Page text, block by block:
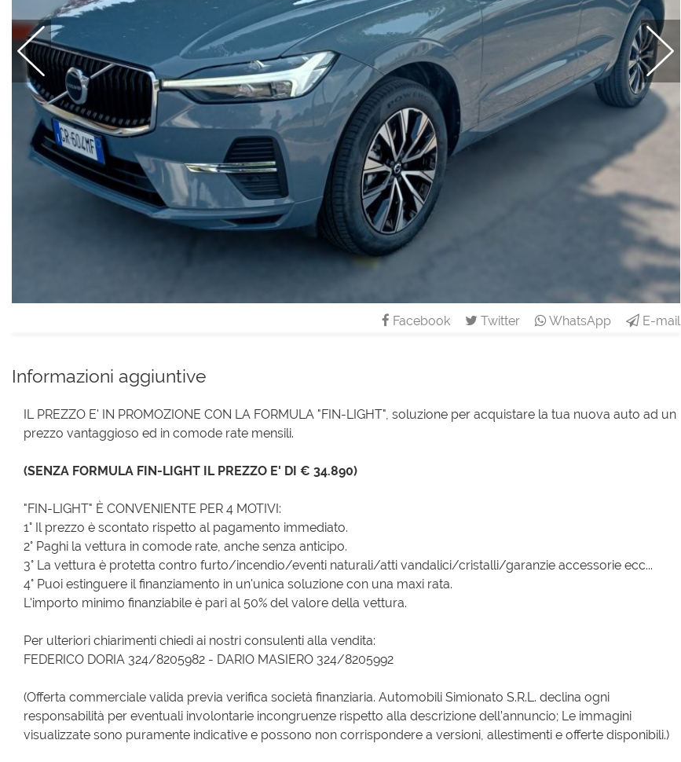
Facebook Twitter WhatsApp E-mail
Informazioni aggiuntive
IL PREZZO E' IN PROMOZIONE CON LA FORMULA "FIN-LIGHT", soluzione per acquistare la tua nuova auto ad un
prezzo vantaggioso ed in comode rate mensili.
(SENZA FORMULA FIN-LIGHT IL PREZZO E' DI € 34.890)
"FIN-LIGHT" È CONVENIENTE PER 4 MOTIVI:
1° Il prezzo è scontato rispetto al pagamento immediato.
2° Paghi la vettura in comode rate, anche senza anticipo.
3° La vettura è protetta contro furto/incendio/eventi naturali/atti vandalici/cristalli/garanzie accessorie ecc...
4° Puoi estinguere il finanziamento in un'unica soluzione con una maxi rata.
L'importo minimo finanziabile è pari al 50% del valore della vettura.
Per ulteriori chiarimenti chiedi ai nostri consulenti alla vendita:
FEDERICO DORIA 324/8205982 - DARIO MASIERO 324/8205992
(Offerta commerciale valida previa verifica società finanziaria. Automobili Simionato S.R.L. declina ogni
responsabilità per eventuali involontarie incongruenze rispetto alla descrizione dell’annuncio; Le immagini
visualizzate sono puramente indicative e possono non corrispondere a versioni, allestimenti e offerte disponibili.)